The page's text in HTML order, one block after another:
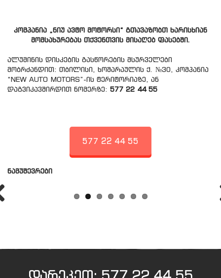
კომპანია „ნიუ ავტო მოტორსი“ გთავაზობთ ხარისხიან
მომსახურებას თქვენთვის მისაღებ ფასებში.
ალუმინის დისკების გასწორების მსურველები
მობრძანდით: თბილისი, ხოშარაულის ქ. №30, კომპანია
“NEW AUTO MOTORS”-ის ტერიტორიაზე, ან
დაგვიკავშირდით ნომერზე: 577 22 44 55
577 22 44 55
ნამუშევრები